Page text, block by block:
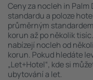
Ceny za nocleh in Palm
standardu a poloze
průměrným
korun až po několik
nabízejí nocleh od
korun. Pokud hledáte
„Let+Hotel“, kde si
ubytování a let.